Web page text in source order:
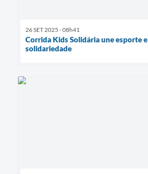
26 SET 2025 - 08h41
Corrida Kids Solidária une esporte e
solidariedade